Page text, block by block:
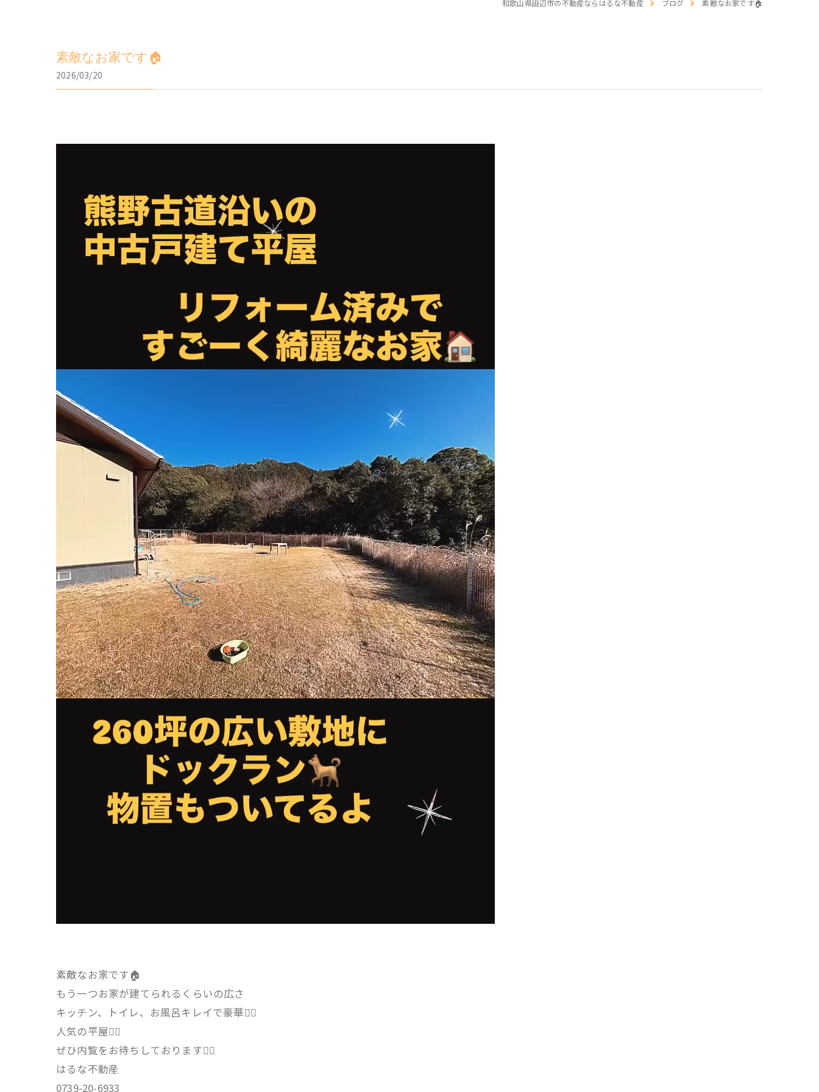
仲介
和歌山県田辺市の不動産ならはるな不動産 ブログ 素敵なお家です🏠
素敵なお家です🏠
2026/03/20
素敵なお家です🏠
もう一つお家が建てられるくらいの広さ
キッチン、トイレ、お風呂キレイで豪華🙂‍↔️
人気の平屋🙂‍↔️
ぜひ内覧をお待ちしております🙂‍↕️
はるな不動産
0739-20-6933